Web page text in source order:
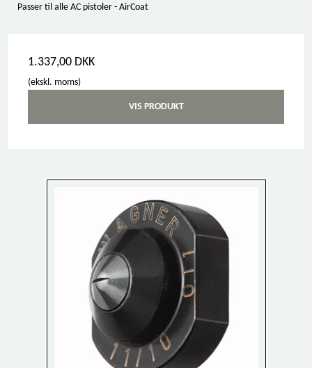
Passer til alle AC pistoler - AirCoat
1.337,00 DKK
(ekskl. moms)
VIS PRODUKT